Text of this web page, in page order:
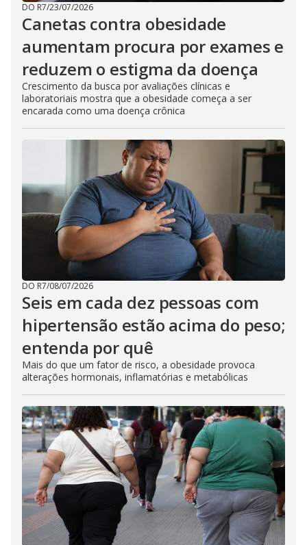
DO R7/23/07/2026
Canetas contra obesidade
aumentam procura por exames e
reduzem o estigma da doença
Crescimento da busca por avaliações clínicas e
laboratoriais mostra que a obesidade começa a ser
encarada como uma doença crônica
DO R7/08/07/2026
Seis em cada dez pessoas com
hipertensão estão acima do peso;
entenda por quê
Mais do que um fator de risco, a obesidade provoca
alterações hormonais, inflamatórias e metabólicas